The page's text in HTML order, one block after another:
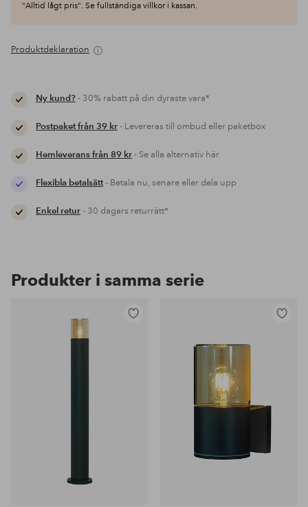
"Alltid lågt pris". Se fullständiga villkor i kassan.
Produktdeklaration
Ny kund?- 30% rabatt på din dyraste vara*
Postpaket från 39 kr- Levereras till ombud eller paketbox
Hemleverans från 89 kr- Se alla alternativ här
Flexibla betalsätt- Betala nu, senare eller dela upp
Enkel retur- 30 dagars returrätt*
Produkter i samma serie